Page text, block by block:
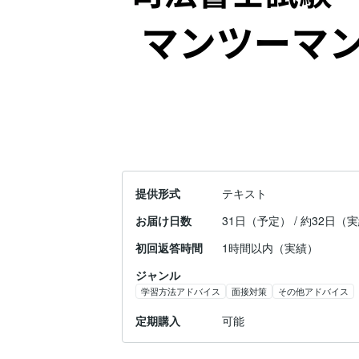
提供形式
テキスト
お届け日数
31日（予定） / 約32日（
初回返答時間
1時間以内（実績）
ジャンル
学習方法アドバイス 面接対策 その他アドバイス
定期購入 可能